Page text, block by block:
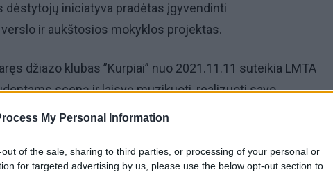
My Personal Information
of the sale, sharing to third parties, or processing of your personal or
for targeted advertising by us, please use the below opt-out section to
dėstytojų iniciatyva pradėtas įgyvendinti
ir aukštosios mokyklos projektas.
džiazo klubas ”Kurpiai” nuo 2021.11.11 suteikia LMTA
sceną ir laisvę muzikuoti, realizuoti savo
savitą muzikos atlikėjo identitetą, plėtoti muzikinės